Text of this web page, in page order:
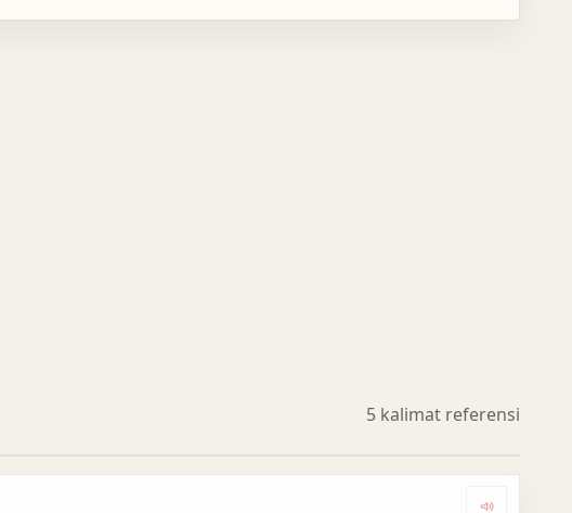
5 kalimat referensi